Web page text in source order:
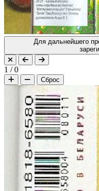
Для дальнейшего просмотра необходимо войти или
1 /0
Сброс